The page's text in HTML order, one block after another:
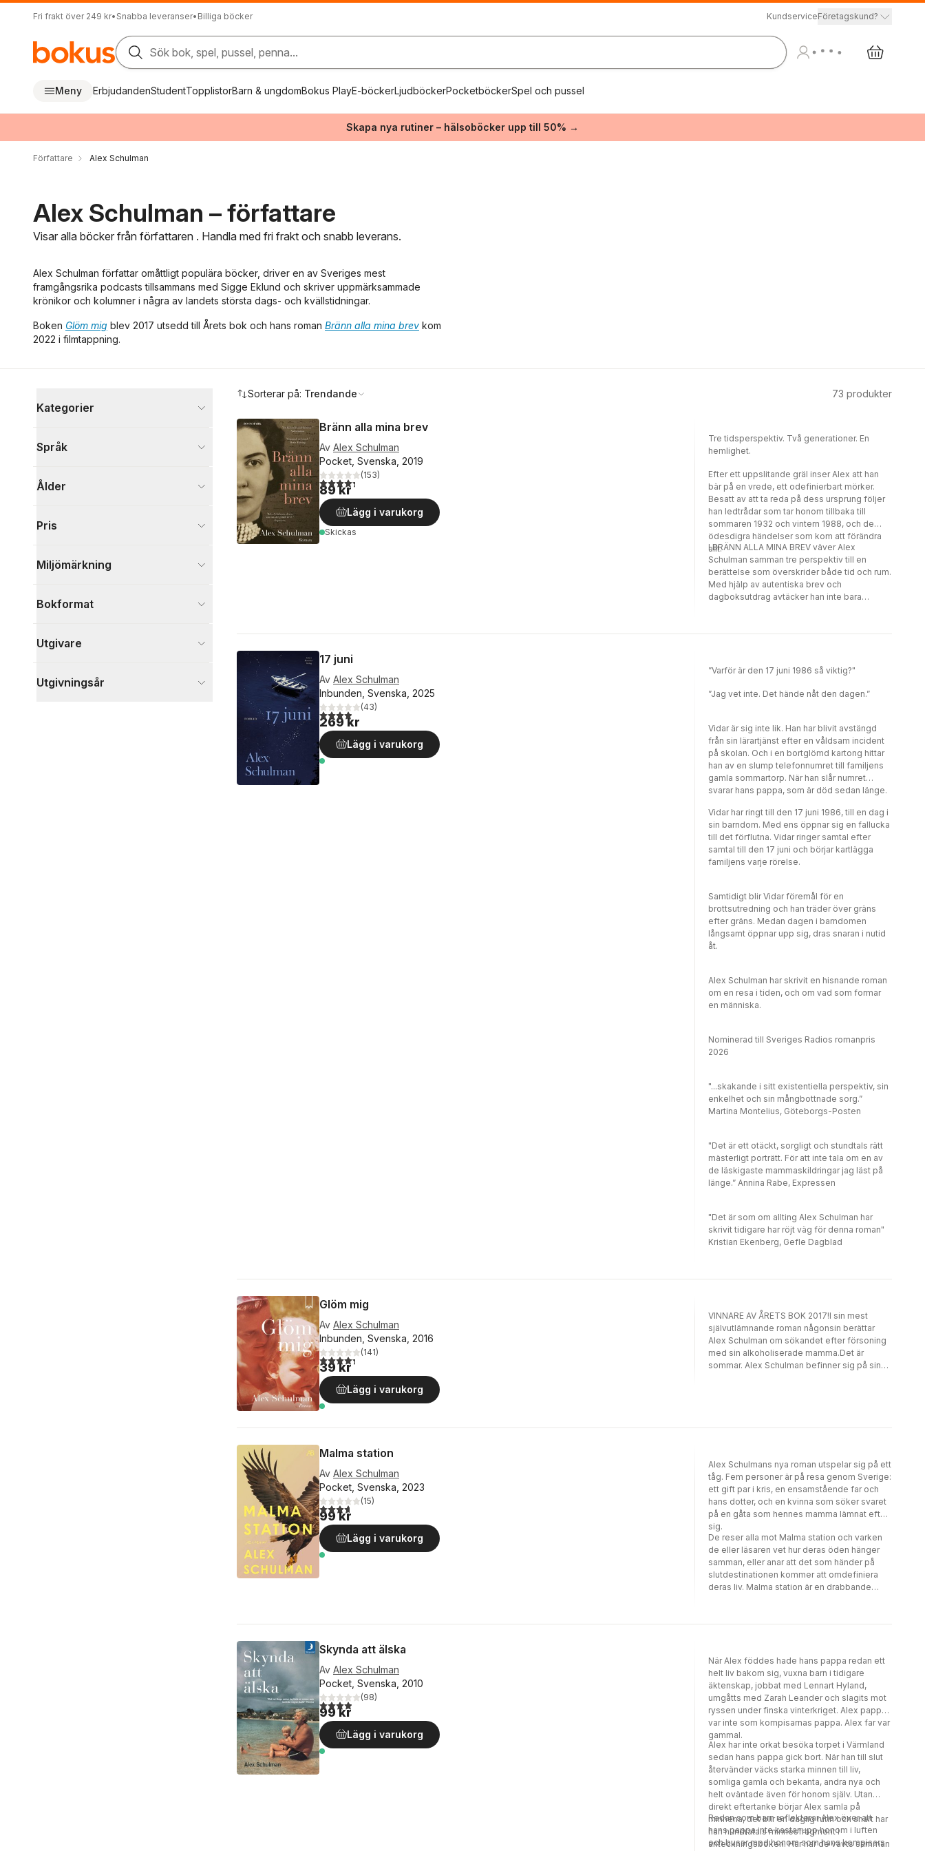
Fri frakt över 249 kr• Snabba leveranser• Billiga böcker KundserviceFöretagskund?
Sök bok, spel, pussel, penna...
Meny ErbjudandenStudentTopplistorBarn & ungdomBokus PlayE-böckerLjudböckerPocketböckerSpel och pussel
Skapa nya rutiner – hälsoböcker upp till 50% →
Författare Alex Schulman
Alex Schulman – författare
Visar alla böcker från författaren . Handla med fri frakt och snabb leverans.
Alex Schulman författar omåttligt populära böcker, driver en av Sveriges mest
framgångsrika podcasts tillsammans med Sigge Eklund och skriver uppmärksammade
krönikor och kolumner i några av landets största dags- och kvällstidningar.
Boken Glöm mig blev 2017 utsedd till Årets bok och hans roman Bränn alla mina brev kom
2022 i filmtappning.
Kategorier
Biografier
4
Samhälle och politik
4
Visa fler
Språk
Ålder
Pris
Miljömärkning
Bokformat
Utgivare
Utgivningsår
Sorterar på: Trendande 73 produkter
Bränn alla mina brev
Av Alex Schulman
Pocket, Svenska, 2019
4,3utav 5 stjärnor. Totalt antal röster:
(153)
89 kr
Lägg i varukorg
Skickas
Tre tidsperspektiv. Två generationer. En
hemlighet.
Efter ett uppslitande gräl inser Alex att han
bär på en vrede, ett odefinierbart mörker.
Besatt av att ta reda på dess ursprung följer
han ledtrådar som tar honom tillbaka till
sommaren 1932 och vintern 1988, och de
ödesdigra händelser som kom att förändra
allt.
I BRÄNN ALLA MINA BREV väver Alex
Schulman samman tre perspektiv till en
berättelse som överskrider både tid och rum.
Med hjälp av autentiska brev och
dagboksutdrag avtäcker han inte bara
och djupt personlig skildring av passion och
17 juni
Av Alex Schulman
Inbunden, Svenska, 2025
3,9utav 5 stjärnor. Totalt antal röster:
(43)
269 kr
Lägg i varukorg
”Varför är den 17 juni 1986 så viktig?"
”Jag vet inte. Det hände nåt den dagen.”
Vidar är sig inte lik. Han har blivit avstängd
från sin lärartjänst efter en våldsam incident
på skolan. Och i en bortglömd kartong hittar
han av en slump telefonnumret till familjens
gamla sommartorp. När han slår numret
svarar hans pappa, som är död sedan länge.
Vidar har ringt till den 17 juni 1986, till en dag i
sin barndom. Med ens öppnar sig en fallucka
till det förflutna. Vidar ringer samtal efter
samtal till den 17 juni och börjar kartlägga
familjens varje rörelse.
Samtidigt blir Vidar föremål för en
brottsutredning och han träder över gräns
efter gräns. Medan dagen i barndomen
långsamt öppnar upp sig, dras snaran i nutid
åt.
Alex Schulman har skrivit en hisnande roman
om en resa i tiden, och om vad som formar
en människa.
Nominerad till Sveriges Radios romanpris
2026
"...skakande i sitt existentiella perspektiv, sin
enkelhet och sin mångbottnade sorg.”
Martina Montelius, Göteborgs-Posten
"Det är ett otäckt, sorgligt och stundtals rätt
mästerligt porträtt. För att inte tala om en av
de läskigaste mammaskildringar jag läst på
länge.” Annina Rabe, Expressen
"Det är som om allting Alex Schulman har
skrivit tidigare har röjt väg för denna roman"
Kristian Ekenberg, Gefle Dagblad
Glöm mig
Av Alex Schulman
Inbunden, Svenska, 2016
4,3utav 5 stjärnor. Totalt antal röster:
(141)
39 kr
Lägg i varukorg
VINNARE AV ÅRETS BOK 2017!I sin mest
självutlämnande roman någonsin berättar
Alex Schulman om sökandet efter försoning
med sin alkoholiserade mamma.Det är
sommar. Alex Schulman befinner sig på sin
Vad var det egentligen som det gick fel
läsaren följa det krackelerande förhållandet
mellan mor och son, och, när sprickan dem
emellan verkar vara som störst, följa det
vuxna barnets desperata strävan efter att
reparera relationen.Glöm mig är en gripande
och djupt personlig skildring av en
problematisk relation mellan mor och son,
om medberoende, längtan och det
outtröttliga behovet av försoning."Det här är
väldigt bra." Niklas Wahllöf, Dagens
Nyheter"Skickligt beskrivet, Schulman tar oss
Beckman, Expressen"Hjärtskärande, klarsynt
början till slut." Therese Eriksson, UNT"Glöm
inte den här boken!" Jakob Carlander,
Corren"Glöm mig är en oerhört sorglig bok,
men också sällsynt gripande." Philip Teir,
Hufvudstadsbladet"Jag har sällan läst en så
drabbande skildring av medberoendets
vidriga mörker." Maria Zaitzewsky Rundgren,
Accent Magasin"Han kan skriva. Och han kan
känna." Anneli Dufva, P1 Kulturnytt"En väldigt
berörande bok." Malou von Sivers, Malou
Efter tio"Kan inte sluta läsa, sitter fast som i
ett skruvstäd. Det är så oerhört starkt och
självutlämnande. Det här är en berättelse
som verkligen går under huden. Det är
mycket, mycket bra. Det är starkt och
gripande, rakt igenom." Bokspegeln
Malma station
Av Alex Schulman
Pocket, Svenska, 2023
3,7utav 5 stjärnor. Totalt antal röster:
(15)
99 kr
Lägg i varukorg
Alex Schulmans nya roman utspelar sig på ett
tåg. Fem personer är på resa genom Sverige:
ett gift par i kris, en ensamstående far och
hans dotter, och en kvinna som söker svaret
på en gåta som hennes mamma lämnat efter
sig.
De reser alla mot Malma station och varken
de eller läsaren vet hur deras öden hänger
samman, eller anar att det som händer på
slutdestinationen kommer att omdefiniera
deras liv. Malma station är en drabbande
– och jakten på sanningen som kan förändra
Skynda att älska
Av Alex Schulman
Pocket, Svenska, 2010
3,9utav 5 stjärnor. Totalt antal röster:
(98)
99 kr
Lägg i varukorg
När Alex föddes hade hans pappa redan ett
helt liv bakom sig, vuxna barn i tidigare
äktenskap, jobbat med Lennart Hyland,
umgåtts med Zarah Leander och slagits mot
ryssen under finska vinterkriget. Alex pappa
var inte som kompisarnas pappa. Alex far var
gammal.
Alex har inte orkat besöka torpet i Värmland
sedan hans pappa gick bort. När han till slut
återvänder väcks starka minnen till liv,
somliga gamla och bekanta, andra nya och
helt oväntade även för honom själv. Utan
direkt eftertanke börjar Alex samla på
minnena, det blir en daglig rutin och snart har
han hundratals minnesfragment i
anteckningsboken. Här har de vävts samman
Redan som barn reflekterar Alex över att
hans pappa inte kastar upp honom i luften
och busar med honom som hans kompisars